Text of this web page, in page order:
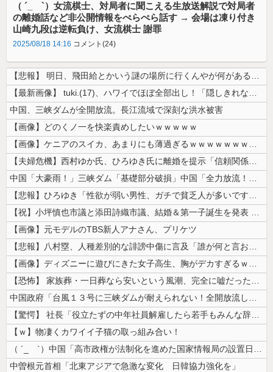
（ ´_ゝ`）女流棋士、対局者に聞こえる生放送解説で対局者
の離婚話など非公開情報をぺらぺら話す → 会場は凍り付き
山崎九段は逆転負け、女流棋士 謝罪
2025/08/18 14:16 コメント(24)
【悲報】 明日、飛田給とかいう謎の場所に行くんやが何があるんや????...
【最新画像】 tuki.(17)、ハワイでほぼ全部出し！「隠しきれない...
中国、三峡ダムが全開放流。長江流域で深刻な洪水被害
【画像】どのくノ一を快楽責めしたいｗｗｗｗｗ
【画像】ケニアのスイカ、あまりにも薄過ぎるｗｗｗｗｗｗｗｗｗｗｗｗｗ
【夫婦危機】西村ゆか氏、ひろゆき氏に離婚を提示「信頼関係が保てず夫婦を...
中国「大豪雨！」三峡ダム「基礎部分破損」中国「全力放流！」台風13号「...
【悲報】ひろゆき「性欲が弱い男性、ガチで貧乏人が多いです。なぜなら…」
【祝】小坪慎也市議と添田詩織市議、結婚＆第一子誕生を発表 → ｗｗｗｗ...
【画像】元モデルのTBS新人アナさん、プリケツ
【悲報】八村塁、人種差別的な誹謗中傷に言及「誰が何と言おうと僕は日本人...
【画像】ディズニーに遊びにきた女子高生、胸がデカすぎるｗｗｗｗｗｗｗｗ...
【恐怖】 家族葬・一日葬なら安いという風潮、完全に嘘だった・・・・
中国政府「台風１３号に三峡ダムが耐えられない！全開放流しろ！」⇒ 下流...
【驚愕】 社長「役立たずの中年社員解雇したら若手もみんな辞めてしまった...
【ｗ】物凄くカワイイ子猫の取っ組み合い！
（ ´_ゝ`）中国「高市政権が法制化を進めた国家情報局の設置日が7月3...
中曽根元首相「北東アジアで急激な変化 日韓協力強化を」